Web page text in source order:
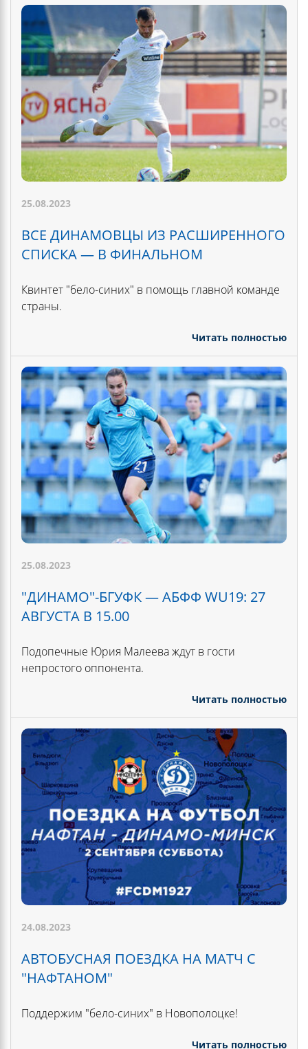
25.08.2023
ВСЕ ДИНАМОВЦЫ ИЗ РАСШИРЕННОГО
СПИСКА — В ФИНАЛЬНОМ
Квинтет "бело-синих" в помощь главной команде
страны.
Читать полностью
25.08.2023
"ДИНАМО"-БГУФК — АБФФ WU19: 27
АВГУСТА В 15.00
Подопечные Юрия Малеева ждут в гости
непростого оппонента.
Читать полностью
24.08.2023
АВТОБУСНАЯ ПОЕЗДКА НА МАТЧ С
"НАФТАНОМ"
Поддержим "бело-синих" в Новополоцке!
Читать полностью